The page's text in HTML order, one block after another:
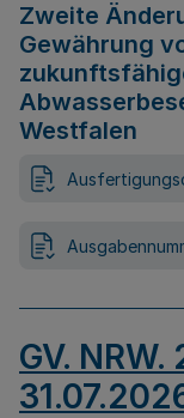
Zweite
Gewährung
Westfalen
GV.